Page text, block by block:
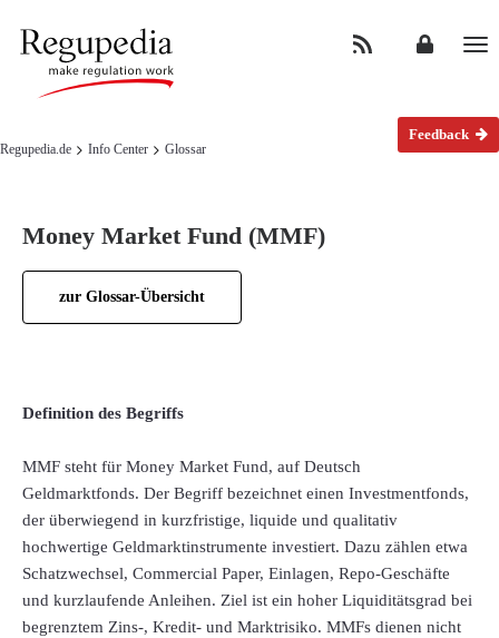
Regupedia.de Info Center Glossar
Feedback
Money Market Fund (MMF)
zur Glossar-Übersicht
Definition des Begriffs
MMF steht für Money Market Fund, auf Deutsch
Geldmarktfonds. Der Begriff bezeichnet einen Investmentfonds,
der überwiegend in kurzfristige, liquide und qualitativ
hochwertige Geldmarktinstrumente investiert. Dazu zählen etwa
Schatzwechsel, Commercial Paper, Einlagen, Repo-Geschäfte
und kurzlaufende Anleihen. Ziel ist ein hoher Liquiditätsgrad bei
begrenztem Zins-, Kredit- und Marktrisiko. MMFs dienen nicht